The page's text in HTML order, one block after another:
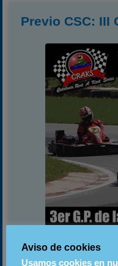
Previo CSC: III
Vendrell la tercera
Craksracing de la
Aviso de cookies
Usamos cookies en